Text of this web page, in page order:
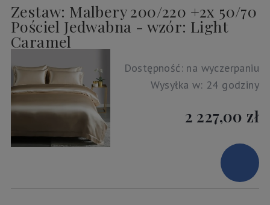
Zestaw: Malbery 200/220 +2x 50/70
Pościel Jedwabna - wzór: Light
Caramel
Dostępność: na wyczerpaniu
Wysyłka w: 24 godziny
2 227,00 zł